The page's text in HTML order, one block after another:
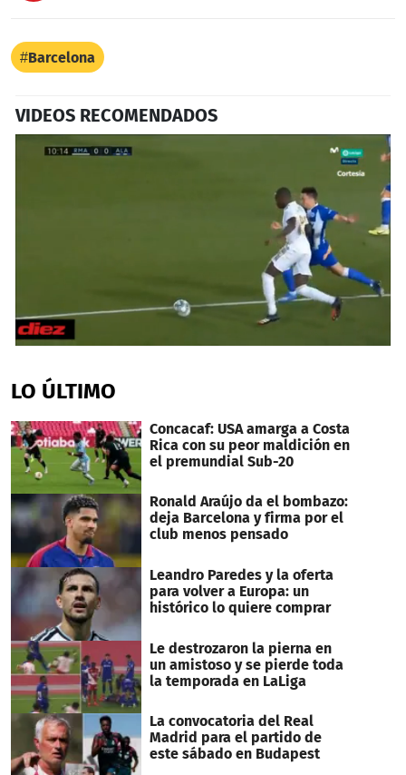
Barcelona
VIDEOS RECOMENDADOS
of
28
LO ÚLTIMO
Concacaf: USA amarga a Costa
Rica con su peor maldición en
el premundial Sub-20
Ronald Araújo da el bombazo:
deja Barcelona y firma por el
club menos pensado
Leandro Paredes y la oferta
para volver a Europa: un
histórico lo quiere comprar
Le destrozaron la pierna en
un amistoso y se pierde toda
la temporada en LaLiga
La convocatoria del Real
Madrid para el partido de
este sábado en Budapest